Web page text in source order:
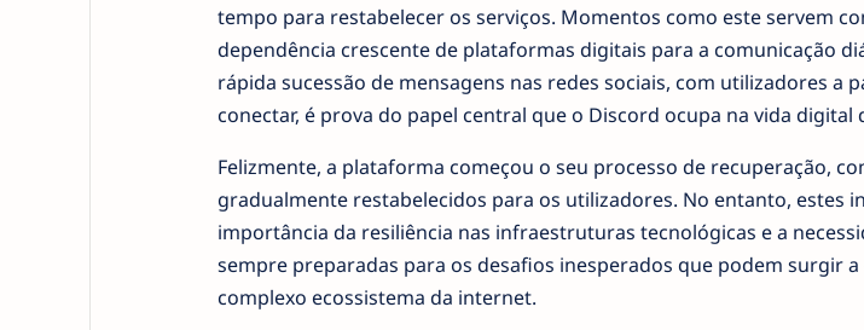
tempo para restabelecer os serviços. Momentos como este servem
dependência crescente de plataformas digitais para a comunicação
rápida sucessão de mensagens nas redes sociais, com utilizadores a
conectar, é prova do papel central que o Discord ocupa na vida digital
Felizmente, a plataforma começou o seu processo de recuperação,
gradualmente restabelecidos para os utilizadores. No entanto, estes
importância da resiliência nas infraestruturas tecnológicas e a
sempre preparadas para os desafios inesperados que podem surgir
complexo ecossistema da internet.